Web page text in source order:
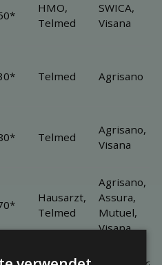
HMO,
Telmed
SWICA,
Visana
Telmed Agrisano
Telmed
Agrisano,
Visana
Hausarzt,
Telmed
Agrisano,
Assura,
Mutuel,
Visana